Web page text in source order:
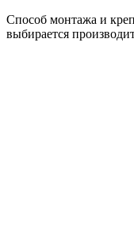
Способ монтажа и
выбирается